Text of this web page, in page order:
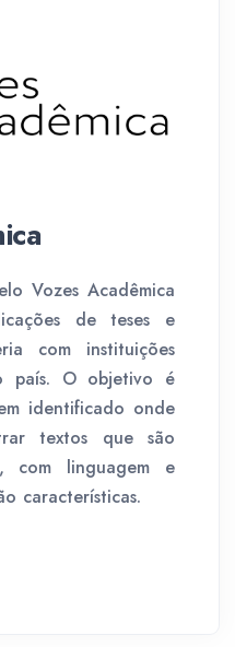
Vozes Acadêmica
de teses e
com instituições
país. O objetivo é
identificado onde
textos que são
com linguagem e
características.